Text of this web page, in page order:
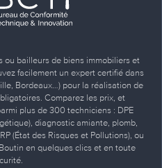
ou bailleurs de biens immobiliers et
facilement un expert certifié dans
Bordeaux…) pour la réalisation de
Comparez les prix, et
plus de 300 techniciens : DPE
diagnostic amiante, plomb,
(État des Risques et Pollutions), ou
en quelques clics et en toute